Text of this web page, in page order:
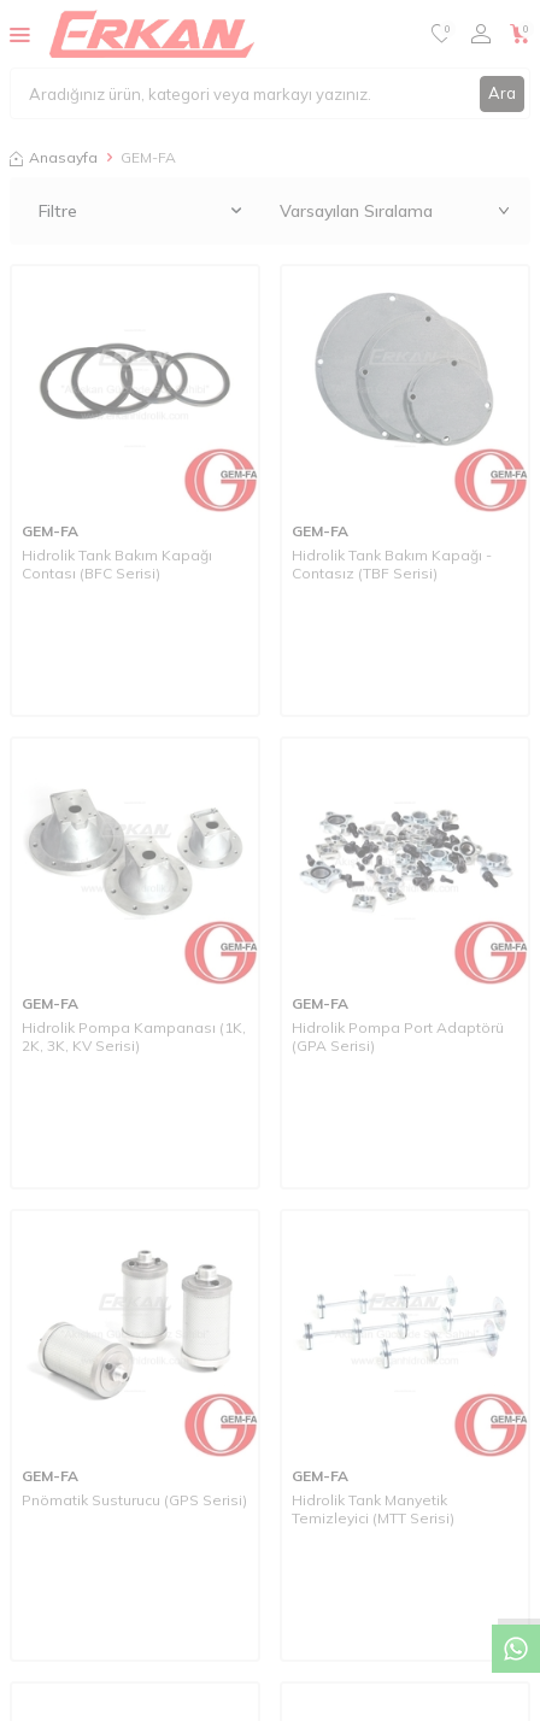
Ara
0 0
Anasayfa GEM-FA
Filtre
GEM-FA
Hidrolik Tank Bakım Kapağı
Contası (BFC Serisi)
GEM-FA
Hidrolik Tank Bakım Kapağı -
Contasız (TBF Serisi)
GEM-FA
Hidrolik Pompa Kampanası (1K,
2K, 3K, KV Serisi)
GEM-FA
Hidrolik Pompa Port Adaptörü
(GPA Serisi)
GEM-FA
Pnömatik Susturucu (GPS Serisi)
GEM-FA
Hidrolik Tank Manyetik
Temizleyici (MTT Serisi)